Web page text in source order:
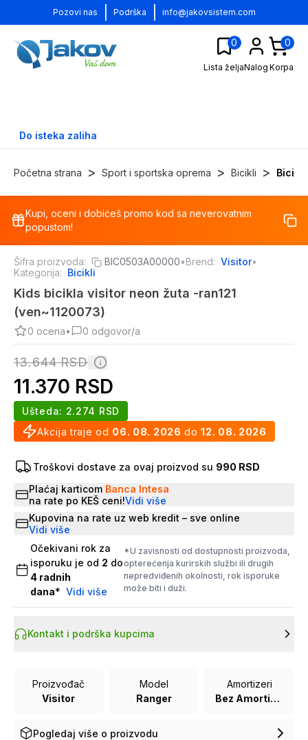
Pozovi nas Podrška info@jakovsistem.com
0
Lista željaNalog
0
Korpa
Do isteka zaliha
Početna strana > Sport i sportska oprema > Bicikli > Bicikli
%
Kupi, oceni i dobićeš promo kod sa neverovatnim
popustom!
Šifra proizvoda: BIC0503A00000•Brend: Visitor•
Kategorija: Bicikli
Kids bicikla visitor neon žuta -ran121
(ven~1120073)
0 ocena• 0 odgovor/a
13.644 RSD
11.370 RSD
Akcija traje od 06. 08. 2026 do 12. 08. 2026
Ušteda: 2.274 RSD
Troškovi dostave za ovaj proizvod su 990 RSD
Plaćaj karticom Banca Intesa
na rate po KEŠ ceni!Vidi više
Kupovina na rate uz web kredit – sve online
Vidi više
Očekivani rok za
isporuku je od 2 do
4 radnih
dana* Vidi više
*U zavisnosti od dostupnosti proizvoda,
opterećenja kurirskih službi ili drugih
nepredviđenih okolnosti, rok isporuke
može biti i duži.
Kontakt i podrška kupcima
Proizvođač
Visitor
Model
Ranger
Amortizeri
Bez Amortizera
Pogledaj više o proizvodu